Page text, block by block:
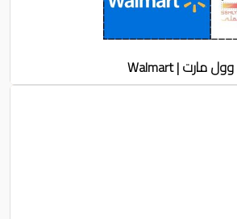
وول مارت | Walmart